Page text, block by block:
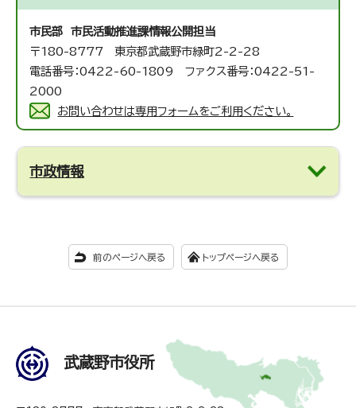
市民部 市民活動推進課情報公開担当
〒180-8777 東京都武蔵野市緑町2-2-28
電話番号：0422-60-1809 ファクス番号：0422-51-
2000
お問い合わせは専用フォームをご利用ください。
市政情報
前のページへ戻る トップページへ戻る
武蔵野市役所